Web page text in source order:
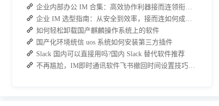
企业内部办公 IM 合集：高效协作利器接而连领衔推荐
企业 IM 选型指南：从安全到效率，接而连如何成为中大型企业首选
如何轻松卸载国产麒麟操作系统上的软件
国产化环境统信 uos 系统如何安装第三方插件
Slack 国内可以直接用吗?国内 Slack 替代软件推荐
不再尴尬，IM即时通讯软件飞书撤回时间设置技巧分享